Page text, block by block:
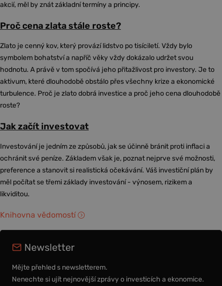
akcií, měl by znát základní termíny a principy.
Proč cena zlata stále roste?
Zlato je cenný kov, který provází lidstvo po tisíciletí. Vždy bylo
symbolem bohatství a napříč věky vždy dokázalo udržet svou
hodnotu. A právě v tom spočívá jeho přitažlivost pro investory. Je to
aktivum, které dlouhodobě obstálo přes všechny krize a ekonomické
turbulence. Proč je zlato dobrá investice a proč jeho cena dlouhodobě
roste?
Jak začít investovat
Investování je jedním ze způsobů, jak se účinně bránit proti inflaci a
ochránit své peníze. Základem však je, poznat nejprve své možnosti,
preference a stanovit si realistická očekávání. Váš investiční plán by
měl počítat se třemi základy investování - výnosem, rizikem a
likviditou.
Knihovna vědomostí
Newsletter
Mějte přehled s newsletterem.
Nenechte si ujít nejnovější zprávy o investicích a ekonomice.